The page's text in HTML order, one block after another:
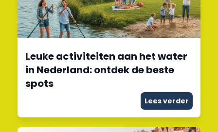
Leuke activiteiten aan het water
in Nederland: ontdek de beste
spots
Lees verder